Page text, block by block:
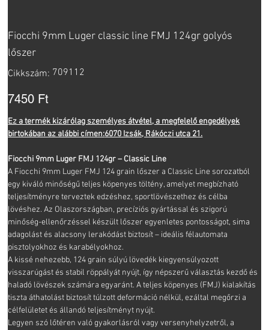
Fiocchi 9mm Luger classic line FMJ 124gr golyós
lőszer
Cikkszám: Cikkszám:
709112
709112
Ár
7450 Ft
Ez a termék kizárólag személyes átvétel, a megfelelő engedélyek
birtokában az alábbi címen:6070 Izsák, Rákóczi utca 21.
Fiocchi 9mm Luger FMJ 124gr – Classic Line
A Fiocchi 9mm Luger FMJ 124 grain lőszer a Classic Line sorozatból
egy kiváló minőségű teljes köpenyes töltény, amelyet megbízható
teljesítményre terveztek edzéshez, sportlövészethez és célba
lövéshez. Az Olaszországban, precíziós gyártással és szigorú
minőség-ellenőrzéssel készült lőszer egyenletes pontosságot, sima
adagolást és alacsony lerakódást biztosít – ideális félautomata
pisztolyokhoz és karabélyokhoz.
A kissé nehezebb, 124 grain súlyú lövedék kiegyensúlyozott
visszarúgást és stabil röppályát nyújt, így népszerű választás kezdő és
haladó lövészek számára egyaránt. A teljes köpenyes (FMJ) kialakítás
tiszta áthatolást biztosít túlzott deformáció nélkül, ezáltal megőrzi a
célfelületet és állandó teljesítményt nyújt.
Legyen szó lőtéren való gyakorlásról vagy versenyhelyzetről, a